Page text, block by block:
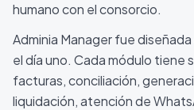
humano con el consorcio.
Adminia Manager fue
el día uno. Cada módulo tiene
facturas, conciliación,
liquidación, atención de